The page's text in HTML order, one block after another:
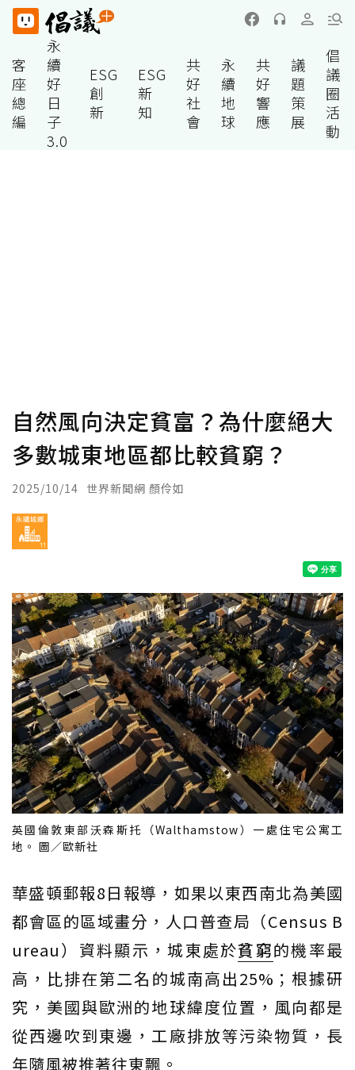
客
座
總
編
永
續
好
日
子
3.0
ESG
創
新
ESG
新
知
共
好
社
會
永
續
地
球
共
好
響
應
議
題
策
展
倡
議
圈
活
動
自然風向決定貧富？為什麼絕大
多數城東地區都比較貧窮？
2025/10/14 世界新聞網 顏伶如
英國倫敦東部沃森斯托（Walthamstow）一處住宅公寓工
地。 圖／歐新社
華盛頓郵報8日報導，如果以東西南北為美國
都會區的區域畫分，人口普查局（Census B
ureau）資料顯示，城東處於貧窮的機率最
高，比排在第二名的城南高出25%；根據研
究，美國與歐洲的地球緯度位置，風向都是
從西邊吹到東邊，工廠排放等污染物質，長
年隨風被推著往東飄。